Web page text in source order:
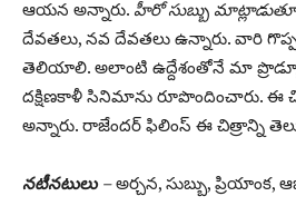
ఆయన అన్నారు. హీరో సుబ్బు మాట్లాడుతూ
దేవతలు, నవ దేవతలు ఉన్నారు. వారి
తెలియాలి. అలాంటి ఉద్దేశంతోనే మా
దక్షిణకాళీ సినిమాను రూపొందించారు. ఈ
అన్నారు. రాజేందర్ ఫిలింస్ ఈ చిత్రాన్ని
నటీనటులు –అర్చన, సుబ్బు, ప్రియాంక,